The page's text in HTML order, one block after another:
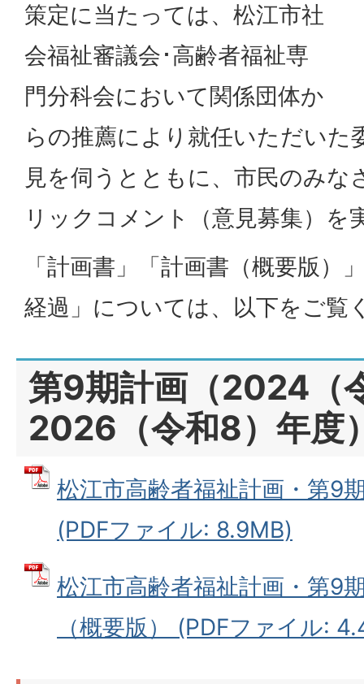
策定に当たっては、松江市社
会福祉審議会･高齢者福祉専
門分科会において関係団体か
らの推薦により就任いただいた
見を伺うとともに、市民のみな
リックコメント（意見募集）を
「計画書」「計画書（概要版）
経過」については、以下をご覧
第9期計画（2024（
2026（令和8）年度
松江市高齢者福祉計画・第9
(PDFファイル: 8.9MB)
松江市高齢者福祉計画・第9
（概要版） (PDFファイル: